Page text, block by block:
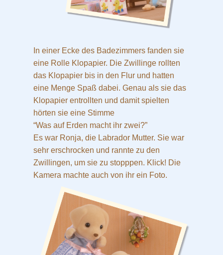
In einer Ecke des Badezimmers fanden sie
eine Rolle Klopapier. Die Zwillinge rollten
das Klopapier bis in den Flur und hatten
eine Menge Spaß dabei. Genau als sie das
Klopapier entrollten und damit spielten
hörten sie eine Stimme
“Was auf Erden macht ihr zwei?”
Es war Ronja, die Labrador Mutter. Sie war
sehr erschrocken und rannte zu den
Zwillingen, um sie zu stopppen. Klick! Die
Kamera machte auch von ihr ein Foto.